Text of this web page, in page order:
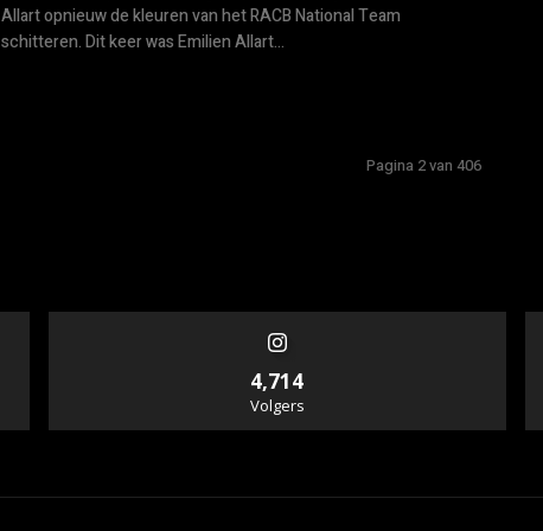
Allart opnieuw de kleuren van het RACB National Team
schitteren. Dit keer was Emilien Allart...
Pagina 2 van 406
4,714
Volgers